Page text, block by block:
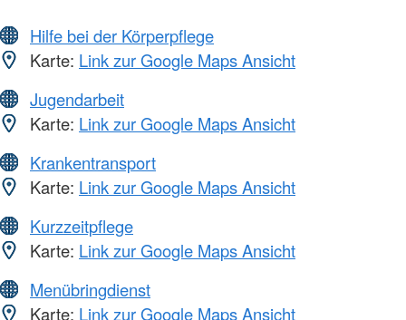
Hilfe bei der Körperpflege
Karte: Link zur Google Maps Ansicht
Jugendarbeit
Karte: Link zur Google Maps Ansicht
Krankentransport
Karte: Link zur Google Maps Ansicht
Kurzzeitpflege
Karte: Link zur Google Maps Ansicht
Menübringdienst
Karte: Link zur Google Maps Ansicht